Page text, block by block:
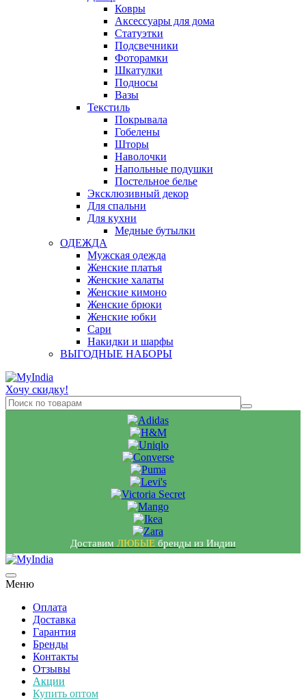
Ковры
Аксессуары для дома
Статуэтки
Подсвечники
Фоторамки
Шкатулки
Подносы
Вазы
Текстиль
Покрывала
Гобелены
Шторы
Наволочки
Напольные подушки
Постельное белье
Эксклюзивный декор
Для спальни
Для кухни
Медные бутылки
ОДЕЖДА
Мужская одежда
Женские платья
Женские халаты
Женские кимоно
Женские брюки
Женские юбки
Сари
Накидки и шарфы
ВЫГОДНЫЕ НАБОРЫ
Хочу скидку!
Доставим ЛЮБЫЕ бренды из Индии
Меню
Оплата
Доставка
Гарантия
Бренды
Контакты
Отзывы
Акции
Купить оптом